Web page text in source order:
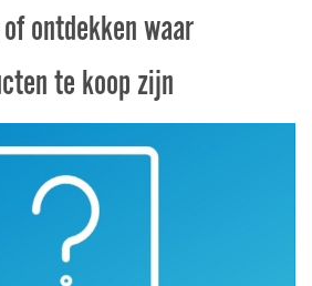
ontdekken waar
te koop zijn